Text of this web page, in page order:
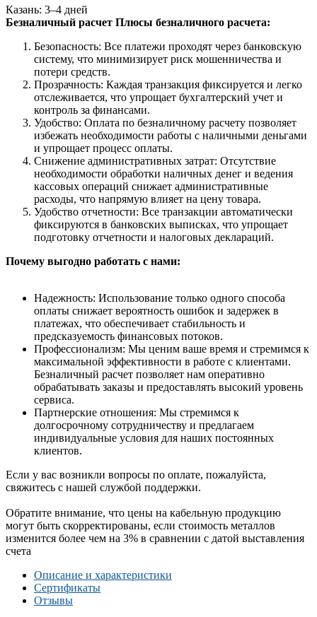
Казань: 3–4 дней
Безналичный расчет Плюсы безналичного расчета:
Безопасность: Все платежи проходят через банковскую
систему, что минимизирует риск мошенничества и
потери средств.
Прозрачность: Каждая транзакция фиксируется и легко
отслеживается, что упрощает бухгалтерский учет и
контроль за финансами.
Удобство: Оплата по безналичному расчету позволяет
избежать необходимости работы с наличными деньгами
и упрощает процесс оплаты.
Снижение административных затрат: Отсутствие
необходимости обработки наличных денег и ведения
кассовых операций снижает административные
расходы, что напрямую влияет на цену товара.
Удобство отчетности: Все транзакции автоматически
фиксируются в банковских выписках, что упрощает
подготовку отчетности и налоговых деклараций.
Почему выгодно работать с нами:
Надежность: Использование только одного способа
оплаты снижает вероятность ошибок и задержек в
платежах, что обеспечивает стабильность и
предсказуемость финансовых потоков.
Профессионализм: Мы ценим ваше время и стремимся к
максимальной эффективности в работе с клиентами.
Безналичный расчет позволяет нам оперативно
обрабатывать заказы и предоставлять высокий уровень
сервиса.
Партнерские отношения: Мы стремимся к
долгосрочному сотрудничеству и предлагаем
индивидуальные условия для наших постоянных
клиентов.
Если у вас возникли вопросы по оплате, пожалуйста,
свяжитесь с нашей службой поддержки.
Обратите внимание, что цены на кабельную продукцию
могут быть скорректированы, если стоимость металлов
изменится более чем на 3% в сравнении с датой выставления
счета
Описание и характеристики
Сертификаты
Отзывы